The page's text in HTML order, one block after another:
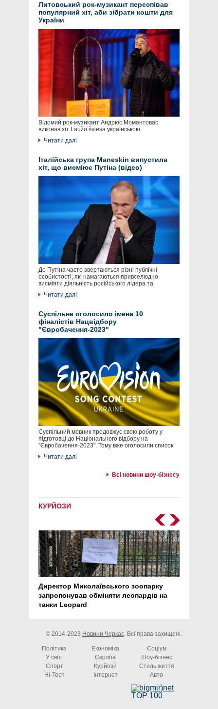
Литовський рок-музикант переспівав
популярний хіт, аби зібрати кошти для
України
Відомий рок-музикант Андрюс Момантовас
виконав хіт Laužo šviesa українською.
Читати далі
Італійська група Maneskin випустила
хіт, що висміює Путіна (відео)
До Путіна часто звертаються різні публічні
особистості, які намагаються привселюдно
висміяти діяльність російського лідера та
Читати далі
Суспільне оголосило імена 10
фіналістів Нацвідбору
"Євробачення-2023"
Суспільний мовник продовжує свою роботу у
підготовці до Національного відбору на
"Євробачення-2023". Тому вже оголосили список
Читати далі
Всі новини шоу-бізнесу
КУРЙОЗИ
Директор Миколаївського зоопарку
запропонував обміняти леопардів на
танки Leopard
© 2014-2023 Новини Черкас. Всі права захищені.
Політика Економіка
Соціум
У світі
Європа
Шоу-бізнес
Спорт
Курйози
Стиль життя
Hi-Tech
Інтернет Авто